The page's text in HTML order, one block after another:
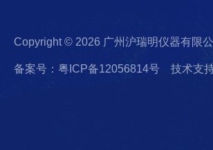
Copyright © 2026 广州沪瑞明仪器有限
备案号：粤ICP备12056814号 技术支